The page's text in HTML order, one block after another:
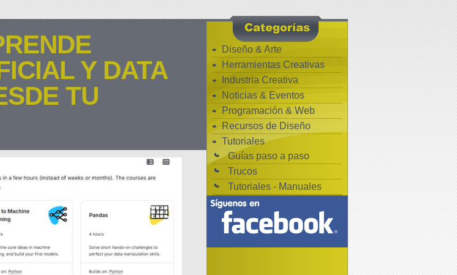
Y DATA
TU
Diseño & Arte
Herramientas Creativas
Industria Creativa
Noticias & Eventos
Programación & Web
Recursos de Diseño
Tutoriales
Guías paso a paso
Trucos
Tutoriales - Manuales